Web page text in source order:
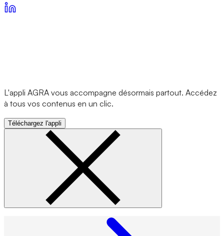
L'appli AGRA vous accompagne désormais partout. Accédez
à tous vos contenus en un clic.
Téléchargez l'appli